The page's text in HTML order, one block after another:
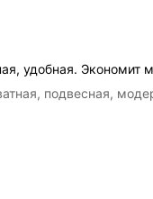
удобная. Экономит
подвесная,